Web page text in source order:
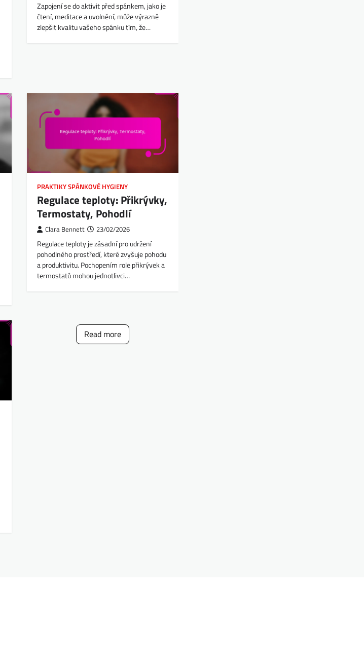
Zapojení se do aktivit před spánkem, jako je
čtení, meditace a uvolnění, může výrazně
zlepšit kvalitu vašeho spánku tím, že…
PRAKTIKY SPÁNKOVÉ HYGIENY
Regulace teploty: Přikrývky,
Termostaty, Pohodlí
Clara Bennett 23/02/2026
Regulace teploty je zásadní pro udržení
pohodlného prostředí, které zvyšuje pohodu
a produktivitu. Pochopením role přikrývek a
termostatů mohou jednotlivci…
Read more